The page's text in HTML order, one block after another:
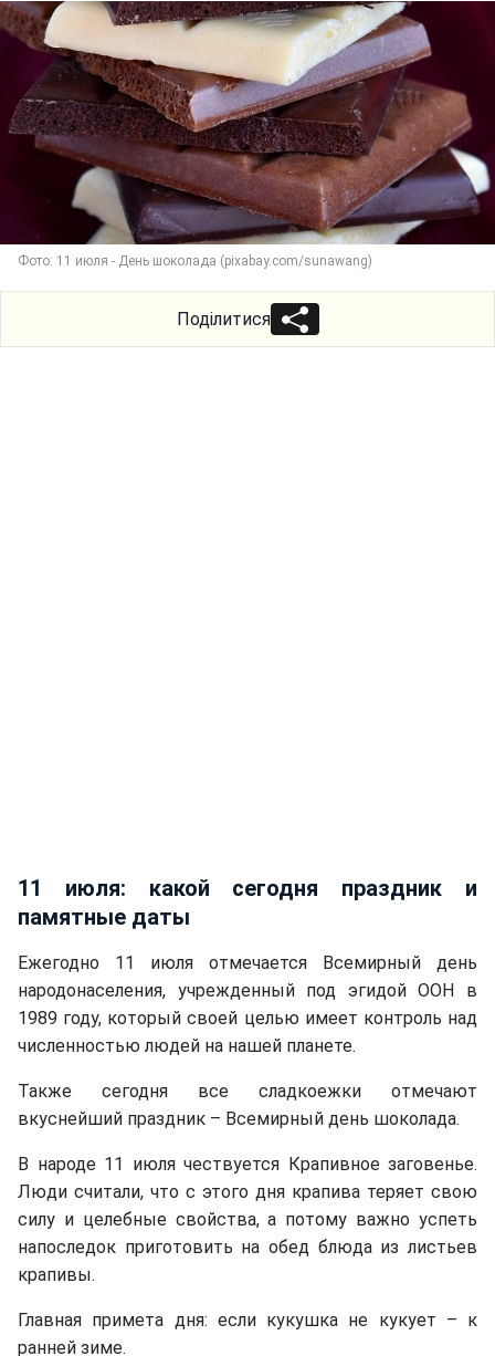
Фото: 11 июля - День шоколада (pixabay.com/sunawang)
Поділитися
11 июля: какой сегодня праздник и
памятные даты
Ежегодно 11 июля отмечается Всемирный день
народонаселения, учрежденный под эгидой ООН в
1989 году, который своей целью имеет контроль над
численностью людей на нашей планете.
Также сегодня все сладкоежки отмечают
вкуснейший праздник – Всемирный день шоколада.
В народе 11 июля чествуется Крапивное заговенье.
Люди считали, что с этого дня крапива теряет свою
силу и целебные свойства, а потому важно успеть
напоследок приготовить на обед блюда из листьев
крапивы.
Главная примета дня: если кукушка не кукует – к
ранней зиме.